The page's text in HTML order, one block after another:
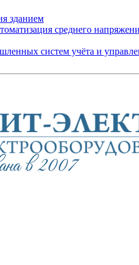
зданием
среднего
систем учёта и